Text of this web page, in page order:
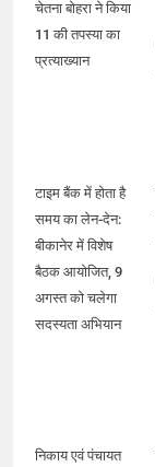
चेतना बोहरा ने किया
11 की तपस्या का
प्रत्याख्यान
टाइम बैंक में होता है
समय का लेन-देन:
बीकानेर में विशेष
बैठक आयोजित, 9
अगस्त को चलेगा
सदस्यता अभियान
निकाय एवं पंचायत